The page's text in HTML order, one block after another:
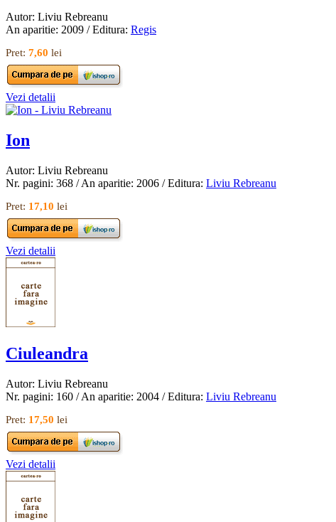
Autor: Liviu Rebreanu
An aparitie: 2009 / Editura: Regis
Pret: 7,60 lei
Vezi detalii
Ion
Autor: Liviu Rebreanu
Nr. pagini: 368 / An aparitie: 2006 / Editura: Liviu Rebreanu
Pret: 17,10 lei
Vezi detalii
Ciuleandra
Autor: Liviu Rebreanu
Nr. pagini: 160 / An aparitie: 2004 / Editura: Liviu Rebreanu
Pret: 17,50 lei
Vezi detalii